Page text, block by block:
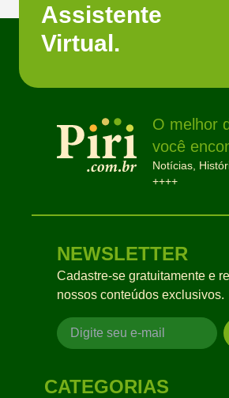
Assistente
Virtual.
O melhor
você
Notícias,
++++
NEWSLETTER
Cadastre-se gratuitamente e
nossos conteúdos exclusivos.
CATEGORIAS